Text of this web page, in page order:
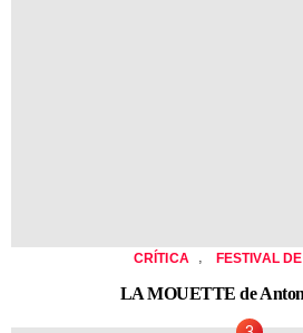
CRÍTICA , FESTIVAL
LA MOUETTE de